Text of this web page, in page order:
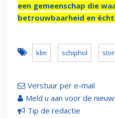
een gemeenschap die
betrouwbaarheid en
klm schiphol
Verstuur per e-mail
Meld u aan voor de
Tip de redactie